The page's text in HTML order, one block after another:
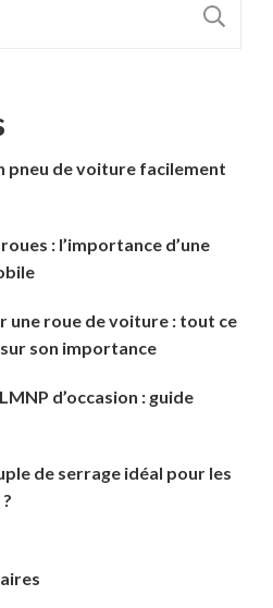
pneu de voiture facilement
: l’importance d’une
une roue de voiture : tout ce
son importance
d’occasion : guide
de serrage idéal pour les